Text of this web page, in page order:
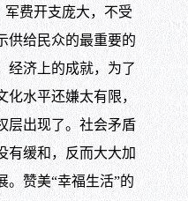
费开支庞大，不受
供给民众的最重要的
经济上的成就，为了
水平还嫌太有限，
层出现了。社会矛盾
有缓和，反而大大加
。赞美“幸福生活”的